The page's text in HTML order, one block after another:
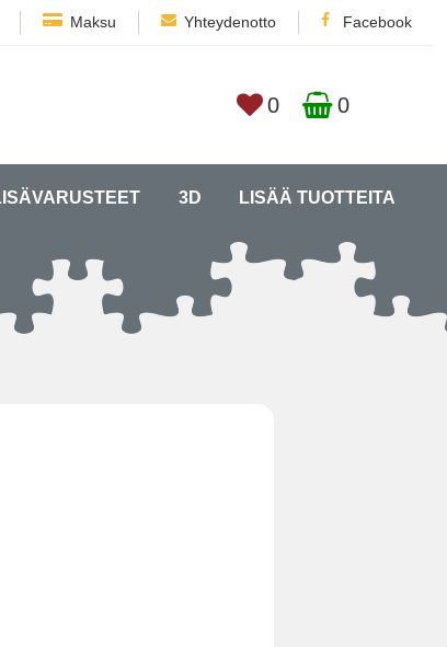
Maksu Yhteydenotto Facebook
0 0
3D LISÄÄ TUOTTEITA